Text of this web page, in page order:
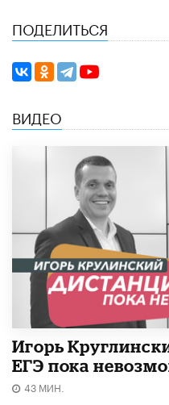
ПОДЕЛИТЬСЯ
ВИДЕО
Игорь
ЕГЭ пока
43 МИН.